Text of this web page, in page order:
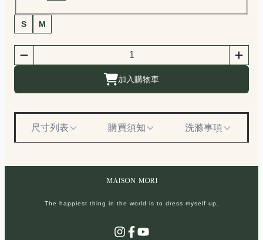
商品尺寸選擇
S M
商品購買數量
加入購物車
尺寸列表 購買須知 洗滌事項
The happiest thing in the world is to dress myself up.
Instagram
Facebook
YouTube